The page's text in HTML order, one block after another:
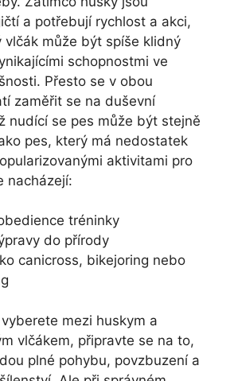
a potřebují rychlost a akci,
vlčák může být spíše klidný
schopnostmi ve
Přesto se v obou
zaměřit se na duševní
nudící se pes může být stejně
pes, který má nedostatek
aktivitami pro
nacházejí:
tréninky
do přírody
canicross, bikejoring nebo
mezi huskym a
vlčákem, připravte se na to,
plné pohybu, povzbuzení a